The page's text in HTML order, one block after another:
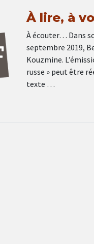
À lire, à
À écouter… Dans
septembre 2019,
Kouzmine.
russe » peut être
texte …